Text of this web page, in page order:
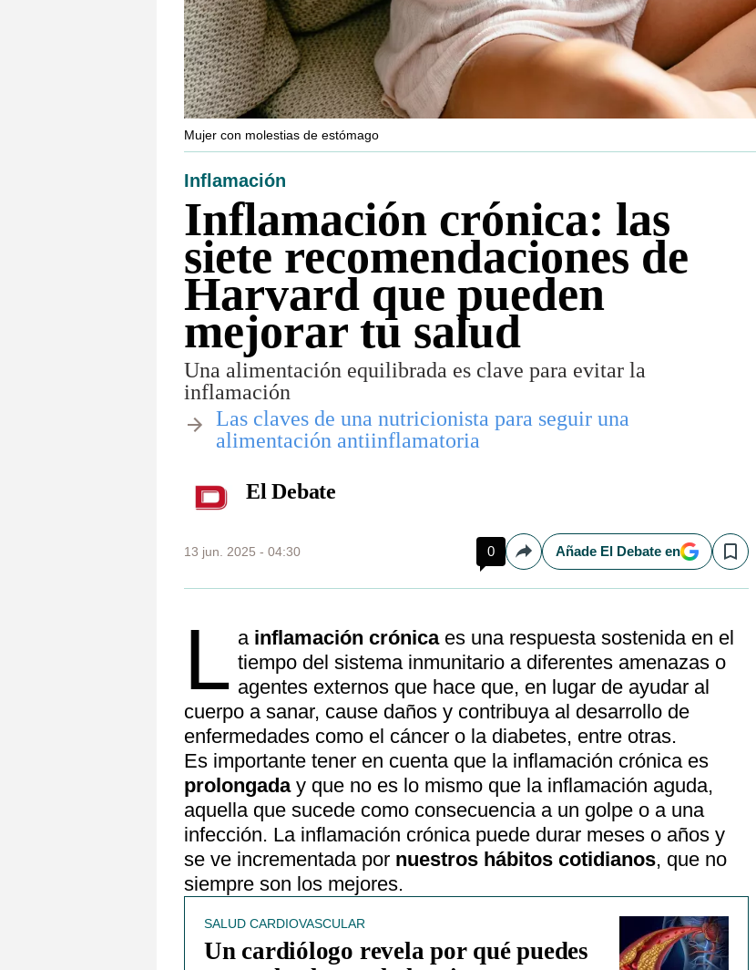
Mujer con molestias de estómago
Inflamación
Inflamación crónica: las
siete recomendaciones de
Harvard que pueden
mejorar tu salud
Una alimentación equilibrada es clave para evitar la
inflamación
​Las claves de una nutricionista para seguir una
alimentación antiinflamatoria
El Debate
13 jun. 2025 - 04:30 0 CompartirAñade El Debate en Save
L ainflamación crónica es una respuesta sostenida en el
tiempo del sistema inmunitario a diferentes amenazas o
agentes externos que hace que, en lugar de ayudar al
cuerpo a sanar, cause daños y contribuya al desarrollo de
enfermedades como el cáncer o la diabetes, entre otras.
Es importante tener en cuenta que la inflamación crónica es
prolongada y que no es lo mismo que la inflamación aguda,
aquella que sucede como consecuencia a un golpe o a una
infección. La inflamación crónica puede durar meses o años y
se ve incrementada por nuestros hábitos cotidianos, que no
siempre son los mejores.
SALUD CARDIOVASCULAR
Un cardiólogo revela por qué puedes